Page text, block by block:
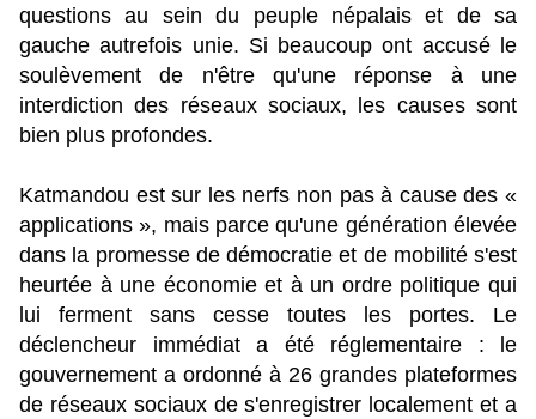
questions au sein du peuple népalais et de sa
gauche autrefois unie. Si beaucoup ont accusé le
soulèvement de n'être qu'une réponse à une
interdiction des réseaux sociaux, les causes sont
bien plus profondes.
Katmandou est sur les nerfs non pas à cause des «
applications », mais parce qu'une génération élevée
dans la promesse de démocratie et de mobilité s'est
heurtée à une économie et à un ordre politique qui
lui ferment sans cesse toutes les portes. Le
déclencheur immédiat a été réglementaire : le
gouvernement a ordonné à 26 grandes plateformes
de réseaux sociaux de s'enregistrer localement et a